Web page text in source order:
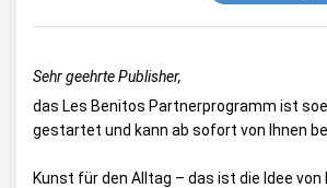
Sehr geehrte Publisher,
das Les Benitos Partnerprogramm ist
gestartet und kann ab sofort von Ihnen
Kunst für den Alltag – das ist die Idee von